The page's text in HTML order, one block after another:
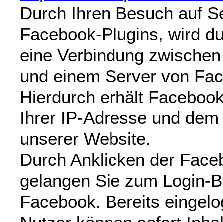
Durch Ihren Besuch auf
Facebook-Plugins, wird
eine Verbindung
und einem Server von
Hierdurch erhält
Ihrer IP-Adresse und
unserer Website.
Durch Anklicken der
gelangen Sie zum Login-
Facebook. Bereits